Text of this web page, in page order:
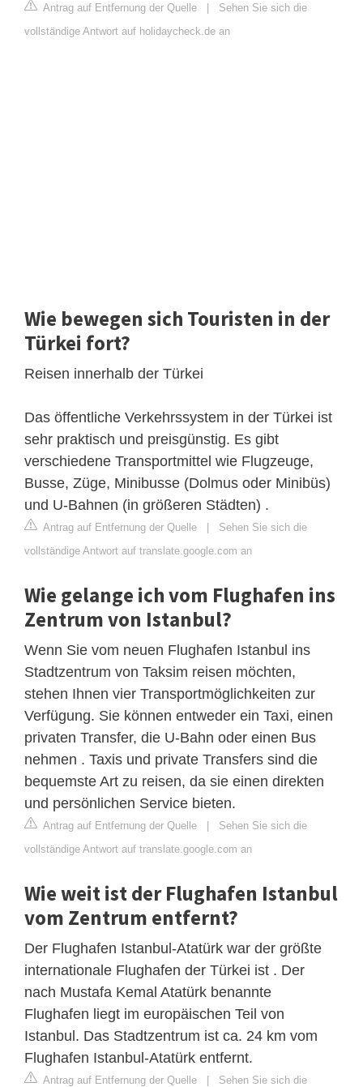
Antrag auf Entfernung der Quelle | Sehen Sie sich die
vollständige Antwort auf holidaycheck.de an
Wie bewegen sich Touristen in der
Türkei fort?
Reisen innerhalb der Türkei
Das öffentliche Verkehrssystem in der Türkei ist
sehr praktisch und preisgünstig. Es gibt
verschiedene Transportmittel wie Flugzeuge,
Busse, Züge, Minibusse (Dolmus oder Minibüs)
und U-Bahnen (in größeren Städten) .
Antrag auf Entfernung der Quelle | Sehen Sie sich die
vollständige Antwort auf translate.google.com an
Wie gelange ich vom Flughafen ins
Zentrum von Istanbul?
Wenn Sie vom neuen Flughafen Istanbul ins
Stadtzentrum von Taksim reisen möchten,
stehen Ihnen vier Transportmöglichkeiten zur
Verfügung. Sie können entweder ein Taxi, einen
privaten Transfer, die U-Bahn oder einen Bus
nehmen . Taxis und private Transfers sind die
bequemste Art zu reisen, da sie einen direkten
und persönlichen Service bieten.
Antrag auf Entfernung der Quelle | Sehen Sie sich die
vollständige Antwort auf translate.google.com an
Wie weit ist der Flughafen Istanbul
vom Zentrum entfernt?
Der Flughafen Istanbul-Atatürk war der größte
internationale Flughafen der Türkei ist . Der
nach Mustafa Kemal Atatürk benannte
Flughafen liegt im europäischen Teil von
Istanbul. Das Stadtzentrum ist ca. 24 km vom
Flughafen Istanbul-Atatürk entfernt.
Antrag auf Entfernung der Quelle | Sehen Sie sich die